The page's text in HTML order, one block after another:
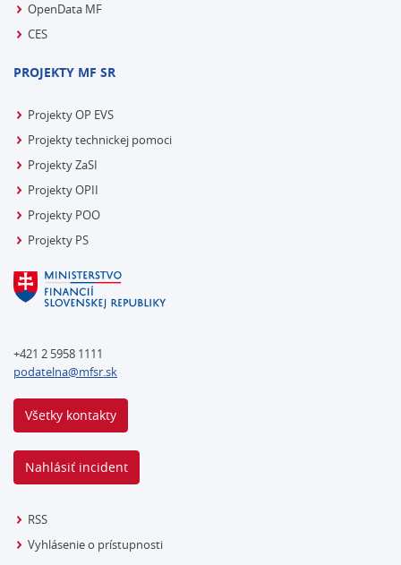
OpenData MF
CES
PROJEKTY MF SR
Projekty OP EVS
Projekty technickej pomoci
Projekty ZaSI
Projekty OPII
Projekty POO
Projekty PS
+421 2 5958 1111
podatelna@mfsr.sk
Všetky kontakty
Nahlásiť incident
RSS
Vyhlásenie o prístupnosti